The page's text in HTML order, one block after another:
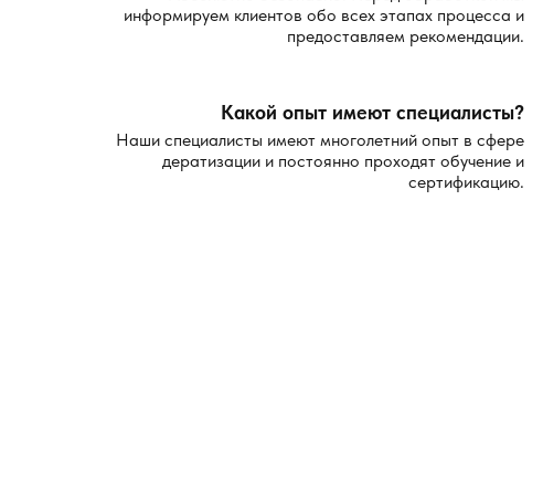
Рекомендуем сделать следующее:
освободить проходы и обеспечить доступ к
проверить каждую изолированную зону, включая
временно изолировать домашних животных;
подготовить краткий список информации о том,
После обработки не нужно сразу делать влажную
сохранять рабочее действие. Именно такие меры
В работе используется профессиональное
части объектов применяем точечные станции с
информируем клиентов обо всех этапах процесса и
предоставляем рекомендации.
Какой опыт имеют специалисты?
Наши специалисты имеют многолетний опыт в сфере
дератизации и постоянно проходят обучение и
сертификацию.